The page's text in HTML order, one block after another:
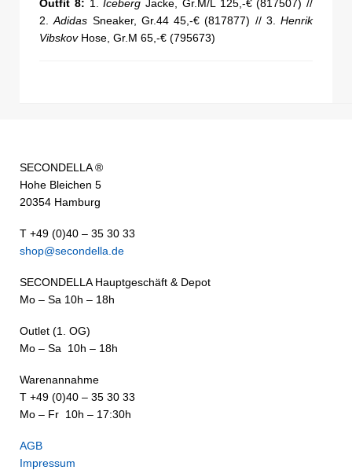
Outfit 8: 1.Iceberg Jacke, Gr.M/L 125,-€ (817507) //
2.Adidas Sneaker, Gr.44 45,-€ (817877) // 3. Henrik
VibskovHose, Gr.M 65,-€ (795673)
SECONDELLA ®
Hohe Bleichen 5
20354 Hamburg
T +49 (0)40 – 35 30 33
shop@secondella.de
SECONDELLA Hauptgeschäft & Depot
Mo – Sa 10h – 18h
Outlet (1. OG)
Mo – Sa 10h – 18h
Warenannahme
T +49 (0)40 – 35 30 33
Mo – Fr 10h – 17:30h
AGB
Impressum